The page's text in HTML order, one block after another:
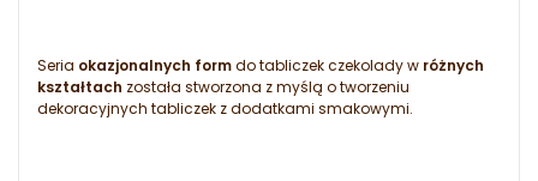
Seria okazjonalnych formdo tabliczek czekolady w różnych
kształtach została stworzona z myślą o tworzeniu
dekoracyjnych tabliczek z dodatkami smakowymi.